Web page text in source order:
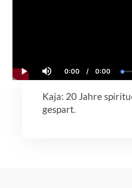
Play Mute
Current
Time
0:00 / Duration
0:00
Kaja: 20 Jahre
gespart.